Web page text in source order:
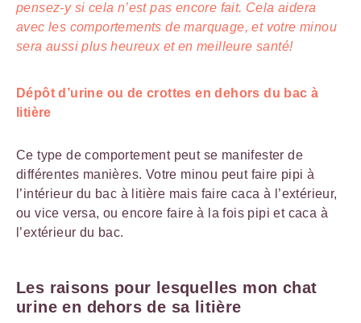
pensez-y si cela n’est pas encore fait. Cela aidera
avec les comportements de marquage, et votre minou
sera aussi plus heureux et en meilleure santé!
Dépôt d’urine ou de crottes en dehors du bac à
litière
Ce type de comportement peut se manifester de
différentes manières. Votre minou peut faire pipi à
l’intérieur du bac à litière mais faire caca à l’extérieur,
ou vice versa, ou encore faire à la fois pipi et caca à
l’extérieur du bac.
Les raisons pour lesquelles mon chat
urine en dehors de sa litière